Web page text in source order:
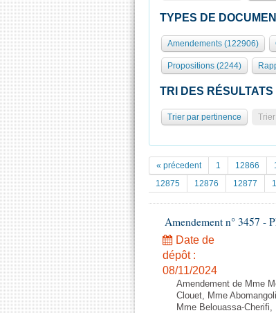
TYPES DE
Amendements (122906)
Propositions (2244)
TRI DES RÉSULTATS
Trier par pertinence
« précedent 1 12866
12875
12876 12877
Amendement n° 3457 -
Date de
dépôt :
08/11/2024
Amendement de Mme
Clouet, Mme
Mme Belouassa-